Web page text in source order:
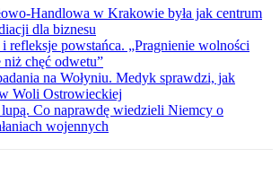
Handlowa w Krakowie była jak centrum
dla biznesu
refleksje powstańca. „Pragnienie wolności
niż chęć odwetu”
na Wołyniu. Medyk sprawdzi, jak
Woli Ostrowieckiej
Co naprawdę wiedzieli Niemcy o
wojennych